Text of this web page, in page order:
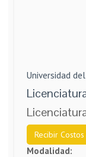
Universidad
Recibir
Modalidad: